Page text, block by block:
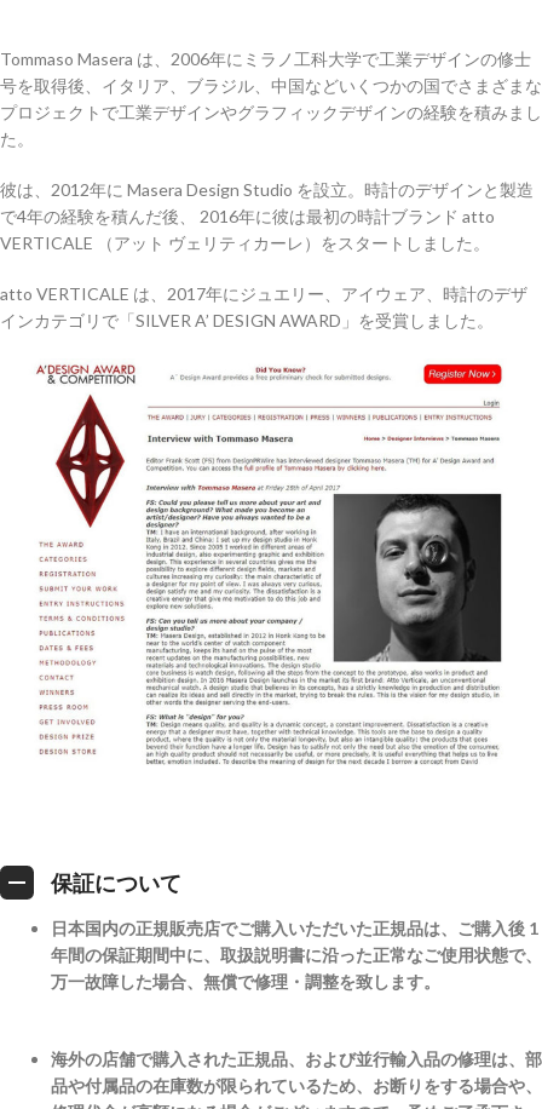
Tommaso Masera は、2006年にミラノ工科大学で工業デザインの修士
号を取得後、イタリア、ブラジル、中国などいくつかの国でさまざまな
プロジェクトで工業デザインやグラフィックデザインの経験を積みまし
た。
彼は、2012年に Masera Design Studio を設立。時計のデザインと製造
で4年の経験を積んだ後、 2016年に彼は最初の時計ブランド atto
VERTICALE （アット ヴェリティカーレ）をスタートしました。
atto VERTICALE は、2017年にジュエリー、アイウェア、時計のデザ
インカテゴリで「SILVER A’ DESIGN AWARD」を受賞しました。
保証について
日本国内の正規販売店でご購入いただいた正規品は、ご購入後 1
年間の保証期間中に、取扱説明書に沿った正常なご使用状態で、
万一故障した場合、無償で修理・調整を致します。
海外の店舗で購入された正規品、および並行輸入品の修理は、部
品や付属品の在庫数が限られているため、お断りをする場合や、